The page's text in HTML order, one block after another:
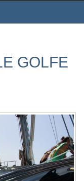
GOLFE